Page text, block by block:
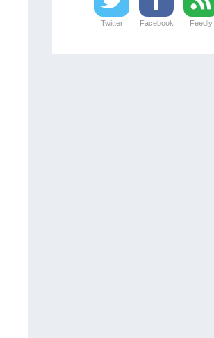
Twitter Facebook Feedly